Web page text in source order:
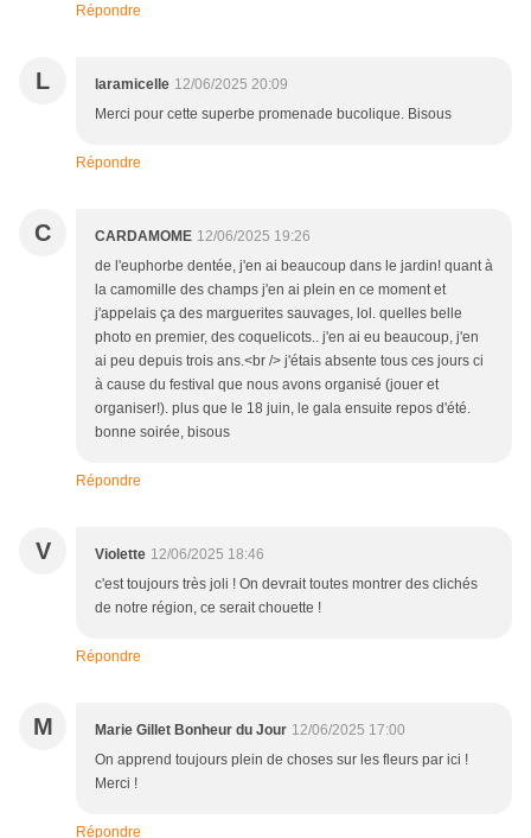
Répondre
L laramicelle 12/06/2025 20:09
Merci pour cette superbe promenade bucolique. Bisous
Répondre
C CARDAMOME 12/06/2025 19:26
de l'euphorbe dentée, j'en ai beaucoup dans le jardin! quant à
la camomille des champs j'en ai plein en ce moment et
j'appelais ça des marguerites sauvages, lol. quelles belle
photo en premier, des coquelicots.. j'en ai eu beaucoup, j'en
ai peu depuis trois ans.<br /> j'étais absente tous ces jours ci
à cause du festival que nous avons organisé (jouer et
organiser!). plus que le 18 juin, le gala ensuite repos d'été.
bonne soirée, bisous
Répondre
V Violette 12/06/2025 18:46
c'est toujours très joli ! On devrait toutes montrer des clichés
de notre région, ce serait chouette !
Répondre
M Marie Gillet Bonheur du Jour 12/06/2025 17:00
On apprend toujours plein de choses sur les fleurs par ici !
Merci !
Répondre